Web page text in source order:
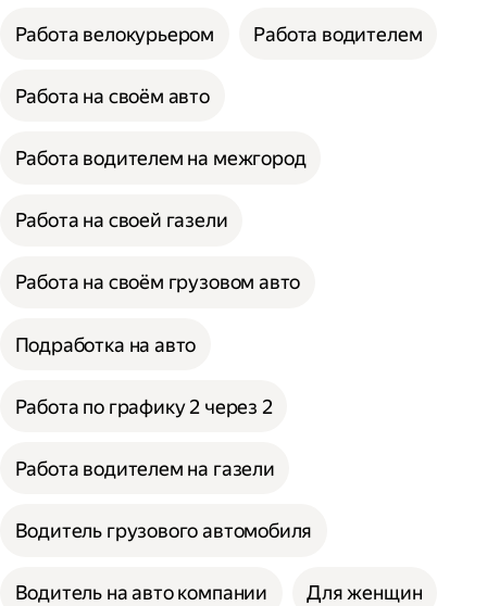
Работа велокурьером Работа водителем
Работа на своём авто
Работа водителем на межгород
Работа на своей газели
Работа на своём грузовом авто
Подработка на авто
Работа по графику 2 через 2
Работа водителем на газели
Водитель грузового автомобиля
Водитель на авто компании Для женщин